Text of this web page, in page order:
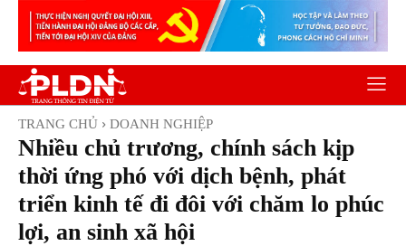
TRANG CHỦ DOANH NGHIỆP
Nhiều chủ trương, chính sách kịp
thời ứng phó với dịch bệnh, phát
triển kinh tế đi đôi với chăm lo phúc
lợi, an sinh xã hội